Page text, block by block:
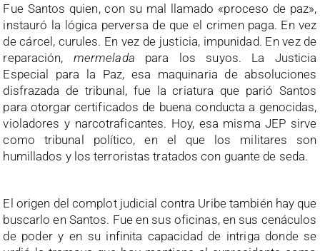
Fue Santos quien, con su mal llamado «proceso de paz»,
instauró la lógica perversa de que el crimen paga. En vez
de cárcel, curules. En vez de justicia, impunidad. En vez de
reparación, mermelada para los suyos. La Justicia
Especial para la Paz, esa maquinaria de absoluciones
disfrazada de tribunal, fue la criatura que parió Santos
para otorgar certificados de buena conducta a genocidas,
violadores y narcotraficantes. Hoy, esa misma JEP sirve
como tribunal político, en el que los militares son
humillados y los terroristas tratados con guante de seda.
El origen del complot judicial contra Uribe también hay que
buscarlo en Santos. Fue en sus oficinas, en sus cenáculos
de poder y en su infinita capacidad de intriga donde se